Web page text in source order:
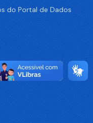
do Portal de Dados